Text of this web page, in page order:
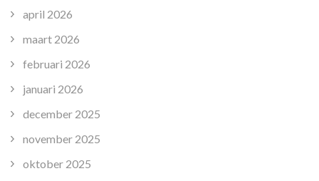
april 2026
maart 2026
februari 2026
januari 2026
december 2025
november 2025
oktober 2025